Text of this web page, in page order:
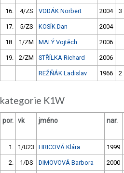
16. 4/ZS VODÁK Norbert 2004 3
17. 5/ZS KOSÍK Dan 2004
18. 1/ZM MALÝ Vojtěch 2006
19. 2/ZM STŘÍLKA Richard 2006
REŽŇÁK Ladislav 1966 2
kategorie K1W
por. vk jméno nar.
1. 1/U23 HRICOVÁ Klára 1999
2. 1/DS DIMOVOVÁ Barbora 2000